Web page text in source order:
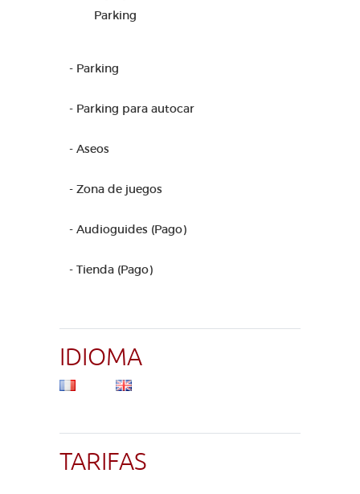
Parking
- Parking
- Parking para autocar
- Aseos
- Zona de juegos
- Audioguides (Pago)
- Tienda (Pago)
IDIOMA
TARIFAS